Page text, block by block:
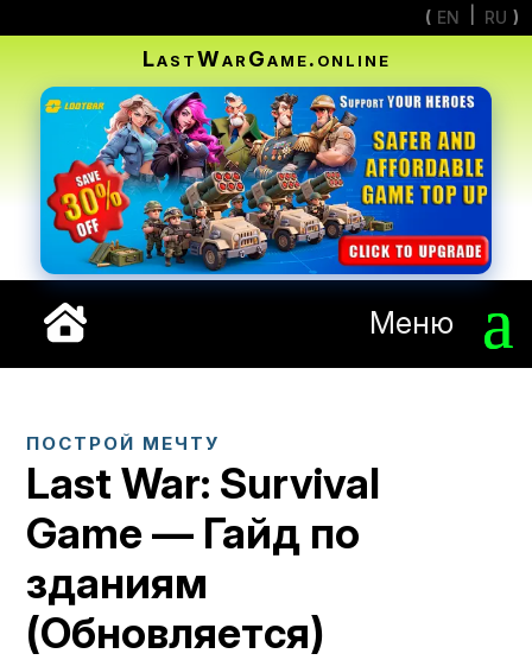
EN RU
LastWarGame.online
Меню
ПОСТРОЙ МЕЧТУ
Last War: Survival
Game — Гайд по
зданиям
(Обновляется)